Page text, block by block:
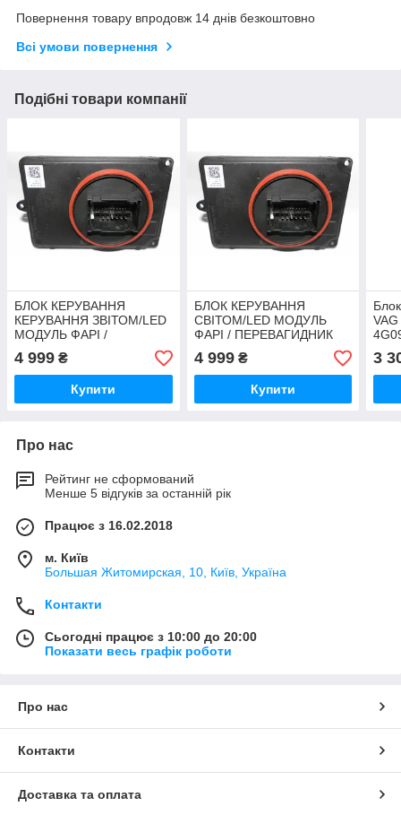
Повернення товару впродовж 14 днів безкоштовно
Всі умови повернення
Подібні товари компанії
БЛОК КЕРУВАННЯ
КЕРУВАННЯ ЗВІТОМ/LED
МОДУЛЬ ФАРІ /
ПЕРЕВАГИДНИК HELLA
Audi 4K0 941 591 CD
4 999 ₴
Купити
БЛОК КЕРУВАННЯ
СВІТОМ/LED МОДУЛЬ
ФАРІ / ПЕРЕВАГИДНИК
HELLA Audi 4K0941571BC
4 999₴
Купити
3
Про нас
Рейтинг не сформований
Менше 5 відгуків за останній рік
Працює з 16.02.2018
м. Київ
Большая Житомирская, 10, Київ, Україна
Контакти
Сьогодні працює з 10:00 до 20:00
Показати весь графік роботи
Про нас
Контакти
Доставка та оплата